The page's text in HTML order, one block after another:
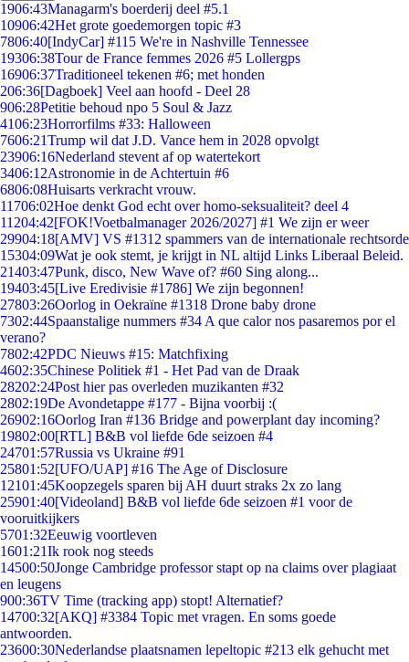
1906:43Managarm's boerderij deel #5.1
10906:42Het grote goedemorgen topic #3
7806:40[IndyCar] #115 We're in Nashville Tennessee
19306:38Tour de France femmes 2026 #5 Lollergps
16906:37Traditioneel tekenen #6; met honden
206:36[Dagboek] Veel aan hoofd - Deel 28
906:28Petitie behoud npo 5 Soul & Jazz
4106:23Horrorfilms #33: Halloween
7606:21Trump wil dat J.D. Vance hem in 2028 opvolgt
23906:16Nederland stevent af op watertekort
3406:12Astronomie in de Achtertuin #6
6806:08Huisarts verkracht vrouw.
11706:02Hoe denkt God echt over homo-seksualiteit? deel 4
11204:42[FOK!Voetbalmanager 2026/2027] #1 We zijn er weer
29904:18[AMV] VS #1312 spammers van de internationale rechtsorde
15304:09Wat je ook stemt, je krijgt in NL altijd Links Liberaal Beleid.
21403:47Punk, disco, New Wave of? #60 Sing along...
19403:45[Live Eredivisie #1786] We zijn begonnen!
27803:26Oorlog in Oekraïne #1318 Drone baby drone
7302:44Spaanstalige nummers #34 A que calor nos pasaremos por el
verano?
7802:42PDC Nieuws #15: Matchfixing
4602:35Chinese Politiek #1 - Het Pad van de Draak
28202:24Post hier pas overleden muzikanten #32
2802:19De Avondetappe #177 - Bijna voorbij :(
26902:16Oorlog Iran #136 Bridge and powerplant day incoming?
19802:00[RTL] B&B vol liefde 6de seizoen #4
24701:57Russia vs Ukraine #91
25801:52[UFO/UAP] #16 The Age of Disclosure
12101:45Koopzegels sparen bij AH duurt straks 2x zo lang
25901:40[Videoland] B&B vol liefde 6de seizoen #1 voor de
vooruitkijkers
5701:32Eeuwig voortleven
1601:21Ik rook nog steeds
14500:50Jonge Cambridge professor stapt op na claims over plagiaat
en leugens
900:36TV Time (tracking app) stopt! Alternatief?
14700:32[AKQ] #3384 Topic met vragen. En soms goede
antwoorden.
23600:30Nederlandse plaatsnamen lepeltopic #213 elk gehucht met